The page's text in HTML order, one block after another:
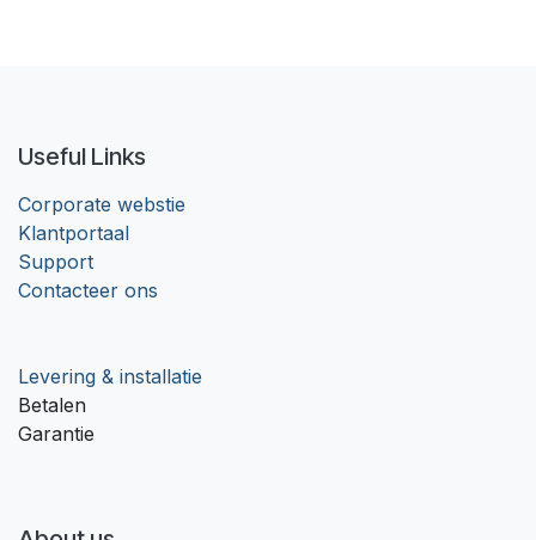
Useful Links
Corporate webstie
Klantportaal
Support
Contacteer ons
Levering & installatie
Betalen
Garantie